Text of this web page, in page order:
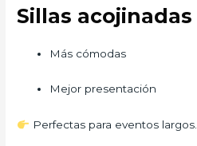
Sillas acojinadas
Más cómodas
Mejor presentación
Perfectas para eventos largos.